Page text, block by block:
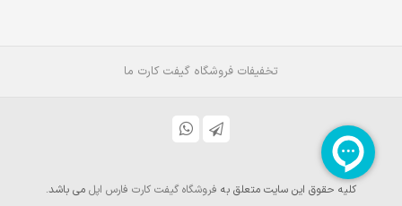
تخفیفات فروشگاه گیفت کارت ما
کلیه حقوق این سایت متعلق به فروشگاه گیفت کارت فارس اپل می باشد.